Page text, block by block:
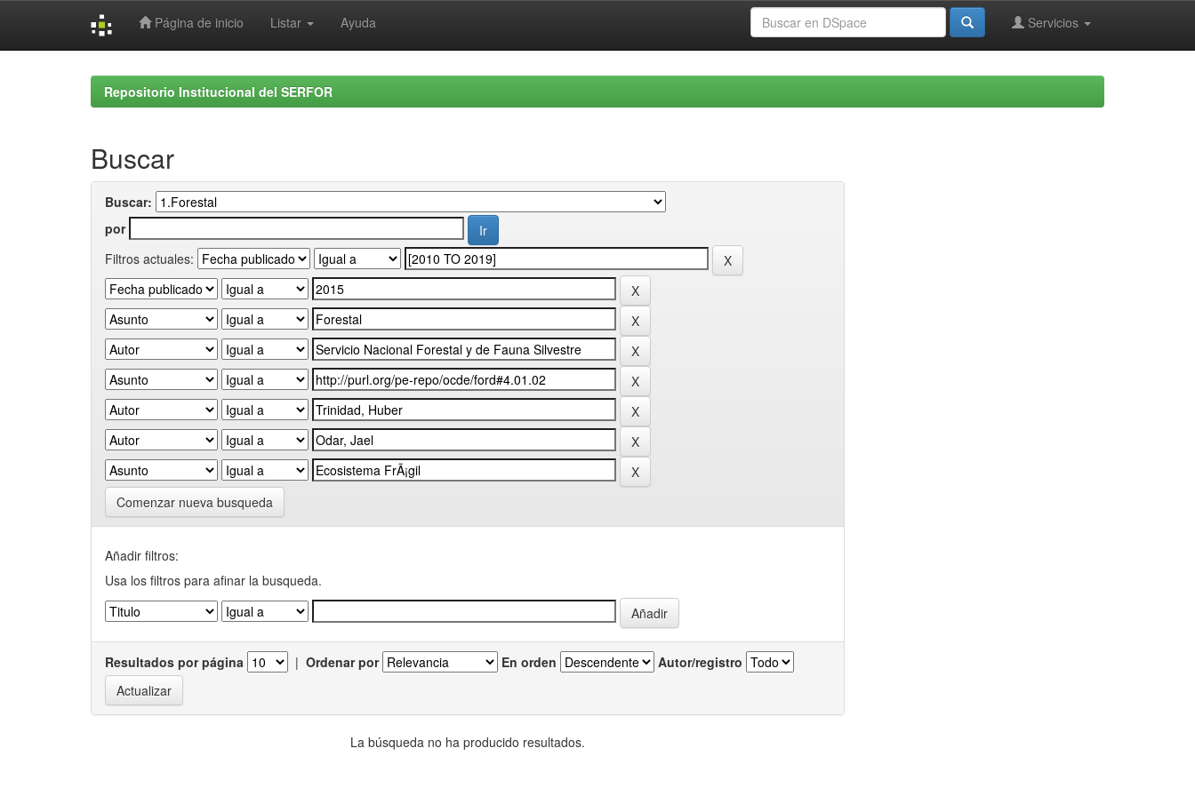
Página de inicio Listar Ayuda Servicios
Repositorio Institucional del SERFOR
Buscar
Buscar:
por
Filtros actuales:
Comenzar nueva busqueda
Añadir filtros:
Usa los filtros para afinar la busqueda.
Resultados por página | Ordenar por En orden Autor/registro
La búsqueda no ha producido resultados.